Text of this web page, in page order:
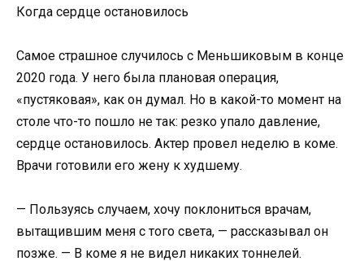
Когда сердце остановилось
Самое страшное случилось с Меньшиковым в конце
2020 года. У него была плановая операция,
«пустяковая», как он думал. Но в какой-то момент на
столе что-то пошло не так: резко упало давление,
сердце остановилось. Актер провел неделю в коме.
Врачи готовили его жену к худшему.
— Пользуясь случаем, хочу поклониться врачам,
вытащившим меня с того света, — рассказывал он
позже. — В коме я не видел никаких тоннелей.